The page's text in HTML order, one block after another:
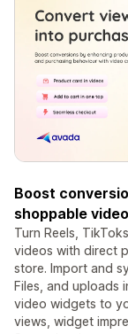
Boost
shoppable
Turn Reels,
videos with direct
store. Import and
Files, and uploads
video widgets to
views, widget